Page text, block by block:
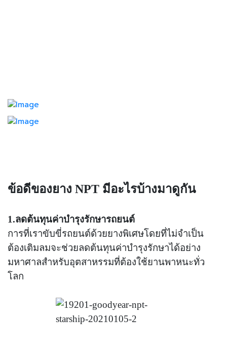
ข้อดีของยาง NPT มีอะไรบ้างมาดูกัน
1.ลดต้นทุนค่าบำรุงรักษารถยนต์
การที่เราขับขี่รถยนต์ด้วยยางพิเศษโดยที่ไม่จำเป็น
ต้องเติมลมจะช่วยลดต้นทุนค่าบำรุงรักษาได้อย่าง
มหาศาลสำหรับอุตสาหรรมที่ต้องใช้ยานพาหนะทั่ว
โลก